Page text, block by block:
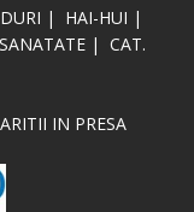
| HAI-HUI |
SANATATE | CAT.
IN PRESA